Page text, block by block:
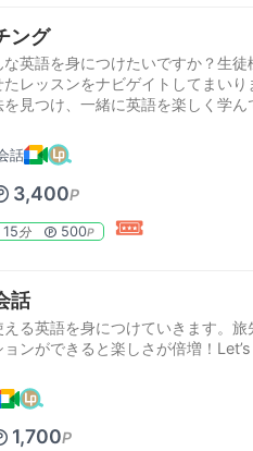
ング
英語を身につけたいですか？生徒
レッスンをナビゲイトしてまいり
見つけ、一緒に英語を楽しく学ん
話
3,400P
15分 500P
話
る英語を身につけていきます。旅
ョンができると楽しさが倍増！
1,700P